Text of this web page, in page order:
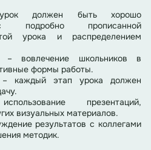
должен быть хорошо
подробно прописанной
урока и распределением
– вовлечение школьников в
формы работы.
– каждый этап урока должен
презентаций,
визуальных материалов.
результатов с коллегами
методик.